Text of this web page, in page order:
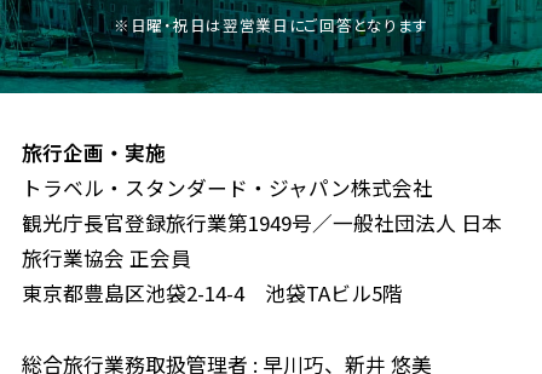
※日曜・祝日は翌営業日にご回答となります
旅行企画・実施
トラベル・スタンダード・ジャパン株式会社
観光庁長官登録旅行業第1949号／一般社団法人 日本
旅行業協会 正会員
東京都豊島区池袋2-14-4 池袋TAビル5階
総合旅行業務取扱管理者 : 早川巧、新井 悠美